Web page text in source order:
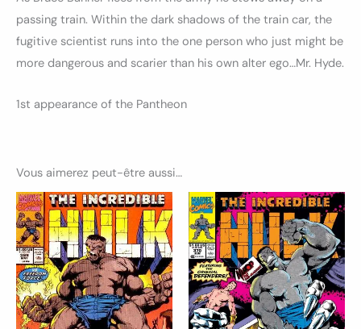
passing train. Within the dark shadows of the train car, the
fugitive scientist runs into the one person who just might be
more dangerous and scarier than his own alter ego…Mr. Hyde.
1st appearance of the Pantheon
Vous aimerez peut-être aussi…
Ce
produit
a
plusieurs
variations.
Les
Ce
a
Les